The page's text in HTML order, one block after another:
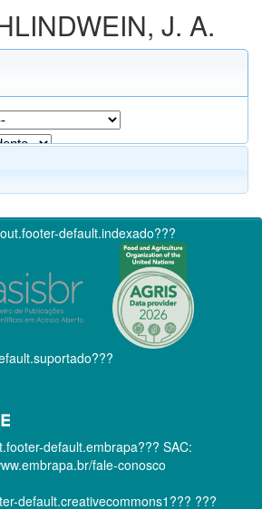
J. A.
default.indexado???
default.embrapa??? SAC:
fale-conosco
default.creativecommons1??? ???